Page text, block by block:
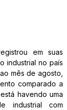
em suas
industrial no país
mês de agosto,
comparado a
havendo uma
industrial com